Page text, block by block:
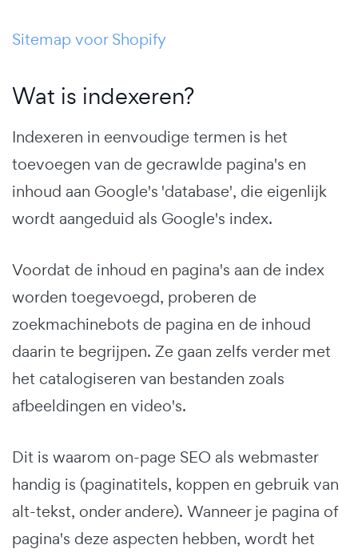
Sitemap voor Shopify
Wat is indexeren?
Indexeren in eenvoudige termen is het
toevoegen van de gecrawlde pagina's en
inhoud aan Google's 'database', die eigenlijk
wordt aangeduid als Google's index.
Voordat de inhoud en pagina's aan de index
worden toegevoegd, proberen de
zoekmachinebots de pagina en de inhoud
daarin te begrijpen. Ze gaan zelfs verder met
het catalogiseren van bestanden zoals
afbeeldingen en video's.
Dit is waarom on-page SEO als webmaster
handig is (paginatitels, koppen en gebruik van
alt-tekst, onder andere). Wanneer je pagina of
pagina's deze aspecten hebben, wordt het